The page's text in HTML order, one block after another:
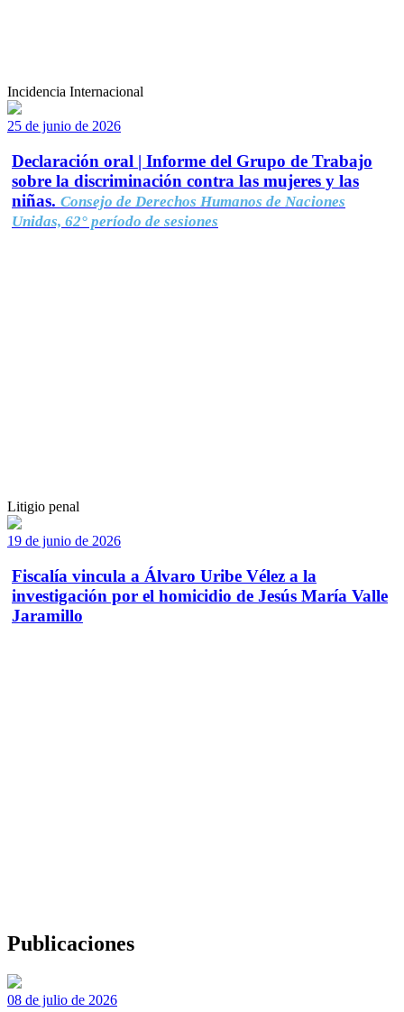
Incidencia Internacional
25 de junio de 2026
Declaración oral | Informe del Grupo de Trabajo
sobre la discriminación contra las mujeres y las
niñas. Consejo de Derechos Humanos de Naciones
Unidas, 62° período de sesiones
Litigio penal
19 de junio de 2026
Fiscalía vincula a Álvaro Uribe Vélez a la
investigación por el homicidio de Jesús María Valle
Jaramillo
Publicaciones
08 de julio de 2026